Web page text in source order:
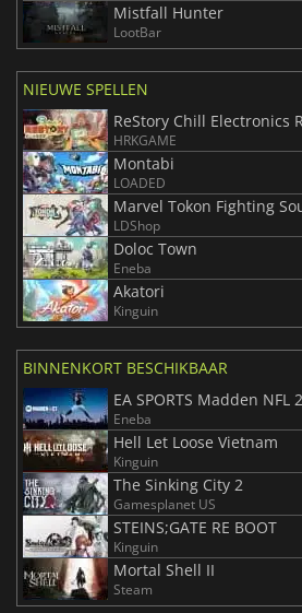
Mistfall Hunter
LootBar
NIEUWE SPELLEN
ReStory Chill Electronics
HRKGAME
Montabi
LOADED
Marvel Tokon Fighting
LDShop
Doloc Town
Eneba
Akatori
Kinguin
BINNENKORT BESCHIKBAAR
EA SPORTS Madden NFL
Eneba
Hell Let Loose Vietnam
Kinguin
The Sinking City 2
Gamesplanet US
STEINS;GATE RE BOOT
Kinguin
Mortal Shell II
Steam